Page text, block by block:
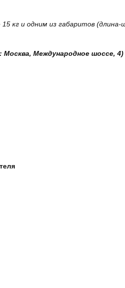
кг и одним из габаритов
Москва, Международное шоссе, 4)